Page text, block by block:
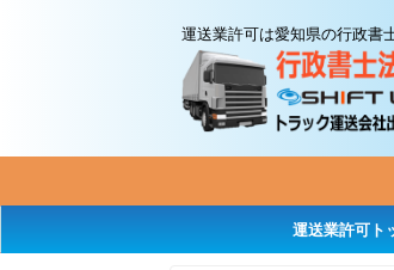
運送業許可は愛知県の行政書
運送業許可ト